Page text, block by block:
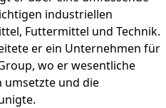
industriellen
Futtermittel und Technik.
er ein Unternehmen für
wo er wesentliche
umsetzte und die